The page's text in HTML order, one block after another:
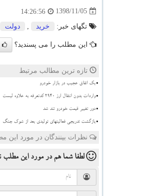
1398/11/05
14:26:56
تگهای خبر: خرید دولت
این مطلب را می پسندید؟
تازه ترین مطالب مرتبط
بک اتفاق عجیب در بازار خودرو
واردات بدون انتقال ارز ۲۹۴۰ کدتعرفه به علاوه لیست
دور تغییر قیمت خودرو تند شد
بازگشت تدریجی فعالیتهای تولیدی بعد از شوک جنگ
نظرات بینندگان در مورد این
لطفا شما همدر مورد این مطلب